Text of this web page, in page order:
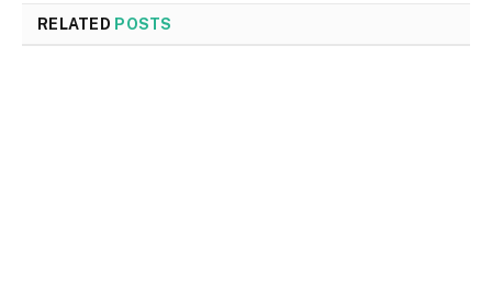
RELATED POSTS